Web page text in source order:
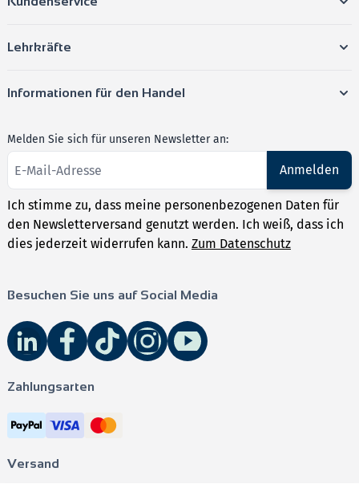
Lehrkräfte
Informationen für den Handel
Melden Sie sich für unseren Newsletter an:
Anmelden
Ich stimme zu, dass meine personenbezogenen Daten für
den Newsletterversand genutzt werden. Ich weiß, dass ich
dies jederzeit widerrufen kann. Zum Datenschutz
Besuchen Sie uns auf Social Media
Zahlungsarten
Versand